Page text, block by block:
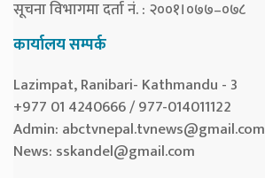
सूचना विभागमा दर्ता नं. : २००१।०७७–०७८
कार्यालय सम्पर्क
Lazimpat, Ranibari- Kathmandu - 3
+977 01 4240666 / 977-014011122
Admin: abctvnepal.tvnews@gmail.com
News: sskandel@gmail.com